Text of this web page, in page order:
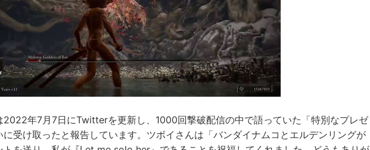
2022年7月7日にTwitterを更新し、1000回撃破配信の中で語っていた「特別なプレゼ
に受け取ったと報告しています。ツボイさんは「バンダイナムコとエルデンリングが